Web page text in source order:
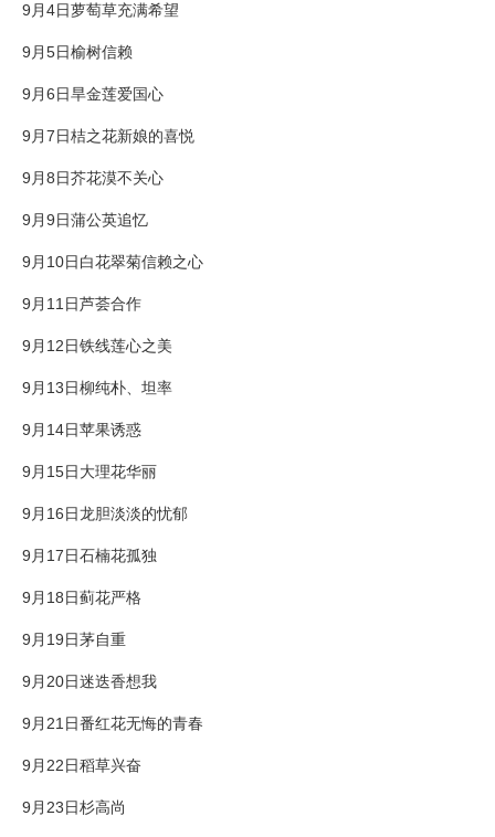
9月4日萝萄草充满希望
9月5日榆树信赖
9月6日旱金莲爱国心
9月7日桔之花新娘的喜悦
9月8日芥花漠不关心
9月9日蒲公英追忆
9月10日白花翠菊信赖之心
9月11日芦荟合作
9月12日铁线莲心之美
9月13日柳纯朴、坦率
9月14日苹果诱惑
9月15日大理花华丽
9月16日龙胆淡淡的忧郁
9月17日石楠花孤独
9月18日蓟花严格
9月19日茅自重
9月20日迷迭香想我
9月21日番红花无悔的青春
9月22日稻草兴奋
9月23日杉高尚